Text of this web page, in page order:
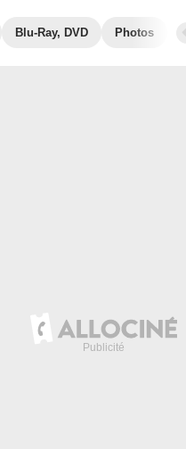
Blu-Ray, DVD Photos